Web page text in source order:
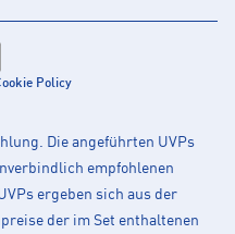
Policy
Die angeführten UVPs
empfohlenen
ergeben sich aus der
der im Set enthaltenen